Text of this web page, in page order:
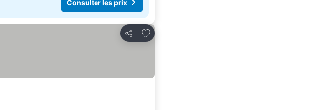
Consulter les prix
Partager
Ajouter à mes favoris